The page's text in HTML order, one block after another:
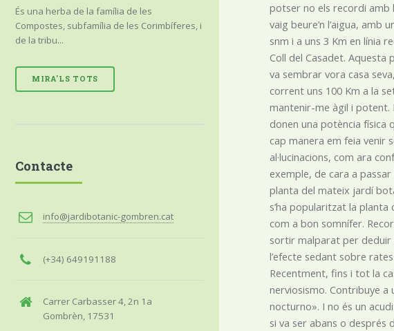
potser no els recordi amb
vaig beure’n l’aigua, amb
snm i a uns 3 Km en línia
Coll del Casadet. Aquesta
va sembrar vora casa
corrent uns 100 Km a la
mantenir-me àgil i potent.
donen una potència física
cap manera em feia venir
al·lucinacions, com ara
exemple, de cara a
planta del mateix jardí
s’ha popularitzat la
com a bon somnífer.
sortir malparat per deduir
l’efecte sedant sobre
Recentment, fins i tot la
nerviosismo. Contribuye
nocturno». I no és un
si va ser abans o després
És una herba de la família de les
Compostes, subfamília de les Corimbíferes, i
de la tribu...
MIRA'LS TOTS
Contacte
info@jardibotanic-gombren.cat
(+34) 649191188
Carrer Carbasser 4, 2n 1a
Gombrèn, 17531